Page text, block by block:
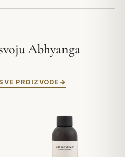
Abhyanga
PROIZVODE